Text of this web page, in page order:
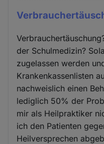
der Schulmedizin?
zugelassen werden
Krankenkassenlisten
nachweislich einen
lediglich 50% der
mir als Heilpraktiker
ich den Patienten
Heilversprechen